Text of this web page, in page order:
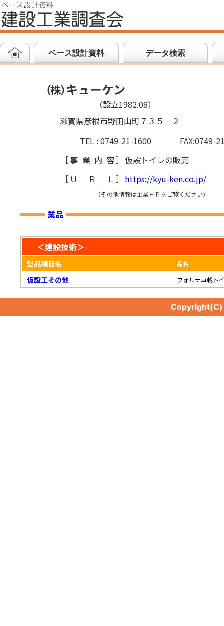
ベース設計資料 データ検索
（株）キューケン
（設立1982.08）
滋賀県彦根市野田山町７３５－２
TEL : 0749-21-1600
FAX:0749-
［事業内容］ 仮設トイレの販売
［ ＵＲＬ ］ https://kyu-ken.co.jp/
（その他情報は企業ＨＰをご覧ください）
業品
＜建設技術＞
製品項目名 品名
仮設工その他 フォルテ車載ト